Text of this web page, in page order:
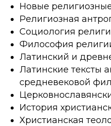
Новые
Религиозная
Социология
Философия
Латинский и
Латинские тексты
средневековой
История
Христианская